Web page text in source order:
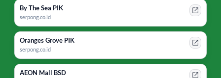
By The Sea PIK
serpong.co.id
Oranges Grove PIK
serpong.co.id
AEON Mall BSD